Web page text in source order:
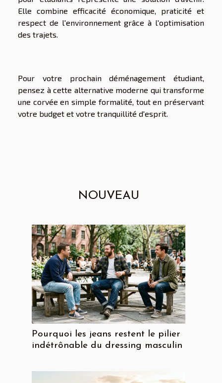
Elle combine efficacité économique, praticité et
respect de l'environnement grâce à l'optimisation
des trajets.
Pour votre prochain déménagement étudiant,
pensez à cette alternative moderne qui transforme
une corvée en simple formalité, tout en préservant
votre budget et votre tranquillité d'esprit.
NOUVEAU
Pourquoi les jeans restent le pilier
indétrônable du dressing masculin